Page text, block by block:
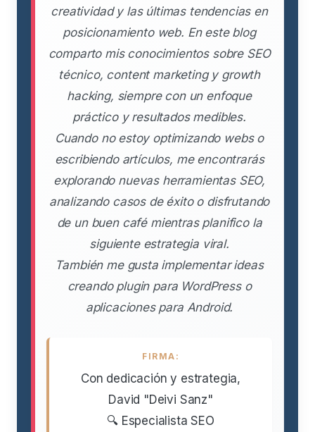
creatividad y las últimas tendencias en
posicionamiento web. En este blog
comparto mis conocimientos sobre SEO
técnico, content marketing y growth
hacking, siempre con un enfoque
práctico y resultados medibles.
Cuando no estoy optimizando webs o
escribiendo artículos, me encontrarás
explorando nuevas herramientas SEO,
analizando casos de éxito o disfrutando
de un buen café mientras planifico la
siguiente estrategia viral.
También me gusta implementar ideas
creando plugin para WordPress o
aplicaciones para Android.
FIRMA:
Con dedicación y estrategia,
David "Deivi Sanz"
🔍 Especialista SEO